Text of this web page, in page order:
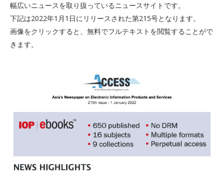
幅広いニュースを取り扱っているニュースサイトです。
下記は2022年1月1日にリリースされた第215号となります。
画像をクリックすると、無料でフルテキストを閲覧することがで
きます。